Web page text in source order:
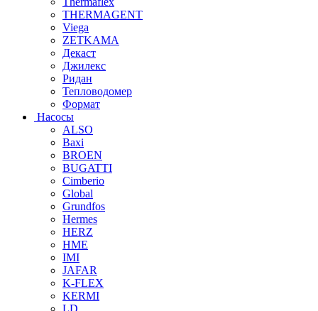
THERMAGENT
Viega
ZETKAMA
Декаст
Джилекс
Ридан
Тепловодомер
Формат
Насосы
ALSO
Baxi
BROEN
BUGATTI
Cimberio
Global
Grundfos
Hermes
HERZ
HME
IMI
JAFAR
K-FLEX
KERMI
LD